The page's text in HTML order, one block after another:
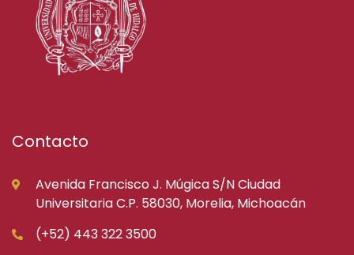
Contacto
Avenida Francisco J. Múgica S/N Ciudad
Universitaria C.P. 58030, Morelia, Michoacán
(+52) 443 322 3500